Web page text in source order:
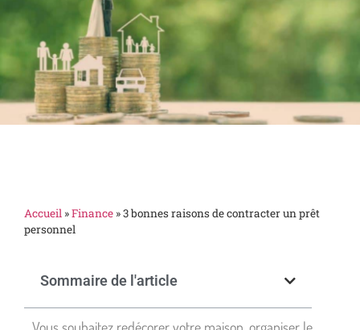
Accueil »Finance »3 bonnes raisons de contracter un prêt
personnel
Sommaire de l'article